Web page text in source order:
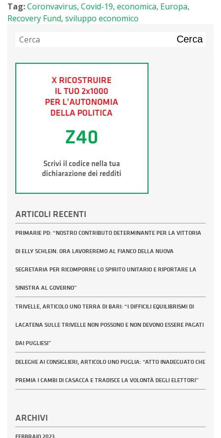
Tag:Coronvavirus, Covid-19, economica, Europa,
Recovery Fund, sviluppo economico
Cerca
ARTICOLI RECENTI
PRIMARIE PD: “NOSTRO CONTRIBUTO DETERMINANTE PER LA VITTORIA
DI ELLY SCHLEIN. ORA LAVOREREMO AL FIANCO DELLA NUOVA
SEGRETARIA PER RICOMPORRE LO SPIRITO UNITARIO E RIPORTARE LA
SINISTRA AL GOVERNO”
TRIVELLE, ARTICOLO UNO TERRA DI BARI: “I DIFFICILI EQUILIBRISMI DI
LACATENA SULLE TRIVELLE NON POSSONO E NON DEVONO ESSERE PAGATI
DAI PUGLIESI”
DELEGHE AI CONSIGLIERI, ARTICOLO UNO PUGLIA: “ATTO INADEGUATO CHE
PREMIA I CAMBI DI CASACCA E TRADISCE LA VOLONTÀ DEGLI ELETTORI”
ARCHIVI